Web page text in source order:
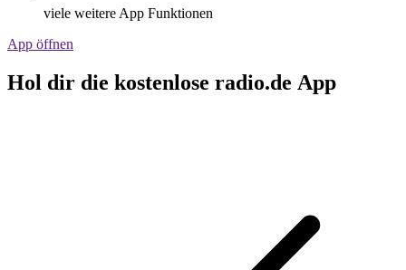
viele weitere App Funktionen
App öffnen
Hol dir die kostenlose radio.de App